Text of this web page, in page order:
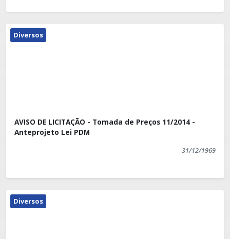
Diversos
AVISO DE LICITAÇÃO - Tomada de Preços 11/2014 -
Anteprojeto Lei PDM
31/12/1969
Diversos